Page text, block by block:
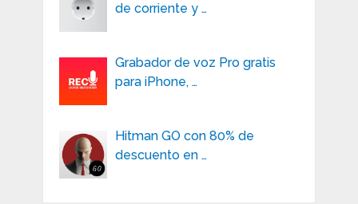
de corriente y …
Grabador de voz Pro gratis
para iPhone, …
Hitman GO con 80% de
descuento en …